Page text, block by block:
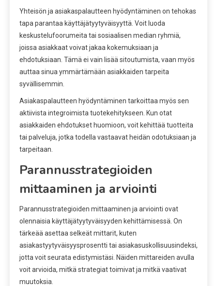
Yhteisön ja asiakaspalautteen hyödyntäminen on tehokas
tapa parantaa käyttäjätyytyväisyyttä. Voit luoda
keskustelufoorumeita tai sosiaalisen median ryhmiä,
joissa asiakkaat voivat jakaa kokemuksiaan ja
ehdotuksiaan. Tämä ei vain lisää sitoutumista, vaan myös
auttaa sinua ymmärtämään asiakkaiden tarpeita
syvällisemmin.
Asiakaspalautteen hyödyntäminen tarkoittaa myös sen
aktiivista integroimista tuotekehitykseen. Kun otat
asiakkaiden ehdotukset huomioon, voit kehittää tuotteita
tai palveluja, jotka todella vastaavat heidän odotuksiaan ja
tarpeitaan.
Parannusstrategioiden
mittaaminen ja arviointi
Parannusstrategioiden mittaaminen ja arviointi ovat
olennaisia käyttäjätyytyväisyyden kehittämisessä. On
tärkeää asettaa selkeät mittarit, kuten
asiakastyytyväisyysprosentti tai asiakasuskollisuusindeksi,
jotta voit seurata edistymistäsi. Näiden mittareiden avulla
voit arvioida, mitkä strategiat toimivat ja mitkä vaativat
muutoksia.